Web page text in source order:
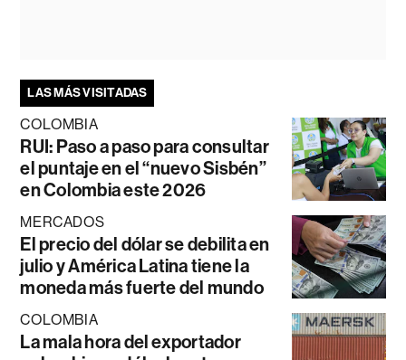
LAS MÁS VISITADAS
COLOMBIA
RUI: Paso a paso para consultar
el puntaje en el “nuevo Sisbén”
en Colombia este 2026
MERCADOS
El precio del dólar se debilita en
julio y América Latina tiene la
moneda más fuerte del mundo
COLOMBIA
La mala hora del exportador